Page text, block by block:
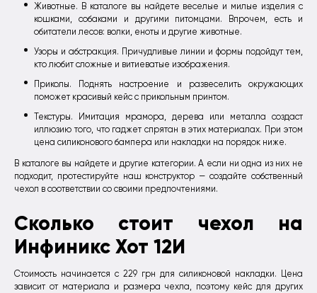
Животные. В каталоге вы найдете веселые и милые изделия с
кошками, собаками и другими питомцами. Впрочем, есть и
обитатели лесов: волки, еноты и другие животные.
Узоры и абстракция. Причудливые линии и формы подойдут тем,
кто любит сложные и витиеватые изображения.
Приколы. Поднять настроение и развеселить окружающих
поможет красивый кейс с прикольным принтом.
Текстуры. Имитация мрамора, дерева или металла создаст
иллюзию того, что гаджет спрятан в этих материалах. При этом
цена силиконового бампера или накладки на порядок ниже.
В каталоге вы найдете и другие категории. А если ни одна из них не
подходит, протестируйте наш конструктор — создайте собственный
чехол в соответствии со своими предпочтениями.
Сколько стоит чехол на
Инфиникс Хот 12И
Стоимость начинается с 229 грн для силиконовой накладки. Цена
зависит от материала и размера чехла, поэтому кейс для других